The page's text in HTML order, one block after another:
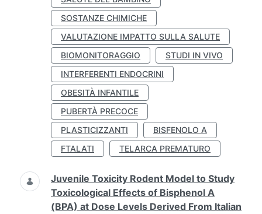
SOSTANZE CHIMICHE
VALUTAZIONE IMPATTO SULLA SALUTE
BIOMONITORAGGIO
STUDI IN VIVO
INTERFERENTI ENDOCRINI
OBESITÀ INFANTILE
PUBERTÀ PRECOCE
PLASTICIZZANTI
BISFENOLO A
FTALATI
TELARCA PREMATURO
Juvenile Toxicity Rodent Model to Study
Toxicological Effects of Bisphenol A
(BPA) at Dose Levels Derived From Italian